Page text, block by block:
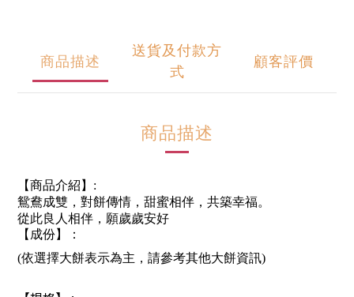
商品描述
送貨及付款方
式
顧客評價
商品描述
【商品介紹】:
鴛鴦成雙，對餅傳情，甜蜜相伴，共築幸福。
從此良人相伴，願歲歲安好
【成份】：
(依選擇大餅表示為主，請參考其他大餅資訊)